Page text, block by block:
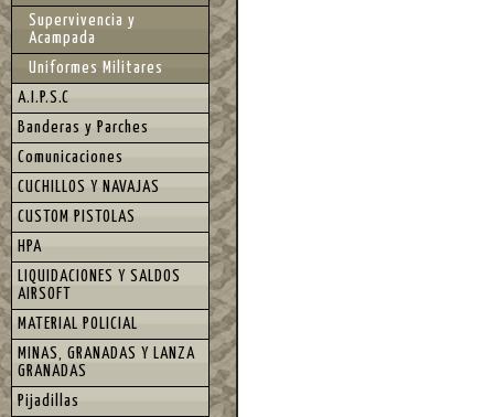
Supervivencia y
Acampada
Uniformes Militares
A.I.P.S.C
Banderas y Parches
Comunicaciones
CUCHILLOS Y NAVAJAS
CUSTOM PISTOLAS
HPA
LIQUIDACIONES Y SALDOS
AIRSOFT
MATERIAL POLICIAL
MINAS, GRANADAS Y LANZA
GRANADAS
Pijadillas